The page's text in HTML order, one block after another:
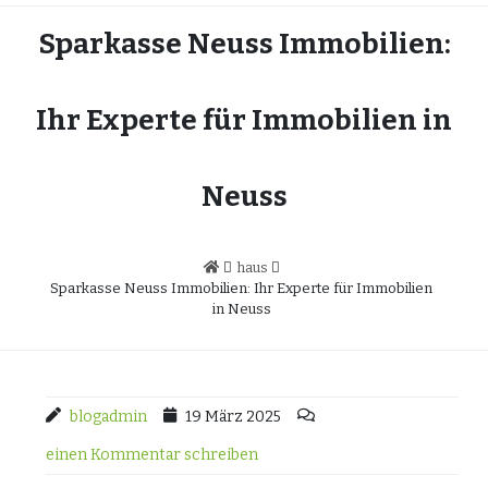
Sparkasse Neuss Immobilien:
Ihr Experte für Immobilien in
Neuss
haus
Sparkasse Neuss Immobilien: Ihr Experte für Immobilien
in Neuss
blogadmin 19 März 2025
einen Kommentar schreiben